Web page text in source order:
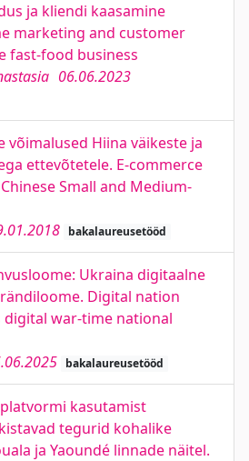
ja kliendi kaasamine
marketing and customer
fast-food business
06.06.2023
võimalused Hiina väikeste ja
ettevõtetele. E-commerce
Small and Medium-
bakalaureusetööd
Ukraina digitaalne
Digital nation
war-time national
bakalaureusetööd
kasutamist
tegurid kohalike
ja Yaoundé linnade näitel.